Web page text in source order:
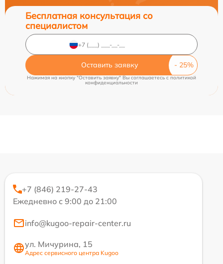
Бесплатная консультация со
специалистом
Оставить заявку
Нажимая на кнопку "Оставить заявку" Вы соглашаетесь cполитикой
конфиденциальности
+7 (846) 219-27-43
Ежедневно с 9:00 до 21:00
info@kugoo-repair-center.ru
ул. Мичурина, 15
Адрес сервисного центра Kugoo